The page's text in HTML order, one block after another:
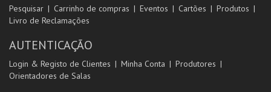
Pesquisar Carrinho de compras Eventos Cartões
Produtos
Livro de Reclamações
AUTENTICAÇÃO
Login & Registo de Clientes Minha Conta
Produtores
Orientadores de Salas